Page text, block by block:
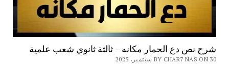
شرح نص دع الحمار مكانه – ثالثة ثانوي شعب علمية
BY CHAR7 NAS ON 30 سبتمبر، 2025